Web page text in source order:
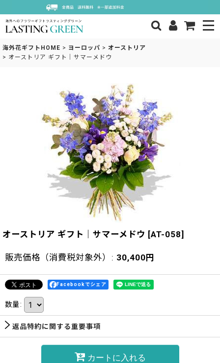
海外花ギフトHOME > ヨーロッパ > オーストリア
> オーストリア ギフト｜サマーメドウ
オーストリア ギフト｜サマーメドウ [AT-058]
販売価格（消費税対象外） : 30,400 円
Facebookでシェア
数量:
返品特約に関する重要事項
カートに入れる